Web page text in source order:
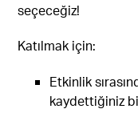
seçeceğiz!
Katılmak için:
Etkinlik
kaydettiğiniz